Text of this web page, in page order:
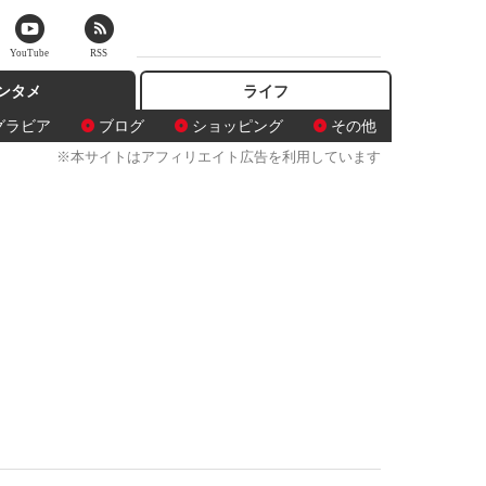
タメ
ラビア
ブログ ショッピング その他
ライフ
※本サイトはアフィリエイト広告を利用しています
YouTube RSS